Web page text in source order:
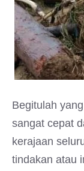
Begitulah
sangat cepat
kerajaan
tindakan atau